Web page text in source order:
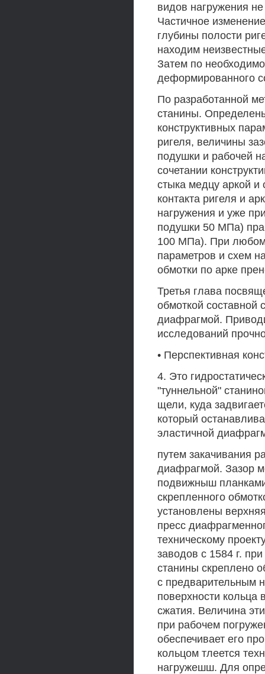
видов нагружения
Частичное
глубины полости
находим
Затем по
деформированного
По разработанной
станины.
конструктивных
ригеля, величины
подушки и рабочей
сочетании
стыка медцу аркой и
контакта ригеля и
нагружения и уже
подушки 50 МПа)
100 МПа). При любом
параметров и схем
обмотки по арке
Третья глава
обмоткой составной
диафрагмой.
исследований
• Перспективная
4. Это
"туннельной"
щели, куда
который
эластичной
путем закачивания
диафрагмой. Зазор
подвижныш
скрепленного
установлены
пресс
техническому
заводов с 1584 г.
станины скреплено
с предварительным
поверхности кольца
сжатия. Величина
при рабочем
обеспечивает его
кольцом тлеется
нагружешш. Для